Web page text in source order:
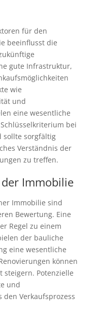
für den
beeinflusst die
gute Infrastruktur,
wie
und
eine wesentliche
bei
sollte sorgfältig
Verständnis der
zu treffen.
Immobilie
Immobilie sind
Bewertung. Eine
Regel zu einem
der bauliche
eine wesentliche
können
Potenzielle
und
Verkaufsprozess